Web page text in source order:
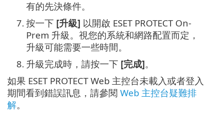
有的先決條件。
7. 按一下 [升級] 以開啟 ESET PROTECT On-
Prem 升級。視您的系統和網路配置而定，
升級可能需要一些時間。
8. 升級完成時，請按一下 [完成]。
如果 ESET PROTECT Web 主控台未載入或者登入
期間看到錯誤訊息，請參閱 Web 主控台疑難排
解。